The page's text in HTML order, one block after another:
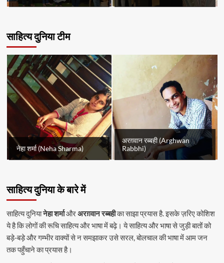
साहित्य दुनिया टीम
नेहा शर्मा (Neha Sharma)
अरग़वान रब्बही (Arghwan
Rabbhi)
साहित्य दुनिया के बारे में
साहित्य दुनियानेहा शर्माऔरअरग़वान रब्बहीका साझा प्रयास है. इसके ज़रिए कोशिश
ये है कि लोगों की रूचि साहित्य और भाषा में बढ़े। ये साहित्य और भाषा से जुड़ी बातों को
बड़े-बड़े और गम्भीर वाक्यों से न समझाकर उसे सरल, बोलचाल की भाषा में आम जन
तक पहुँचाने का प्रयास है।